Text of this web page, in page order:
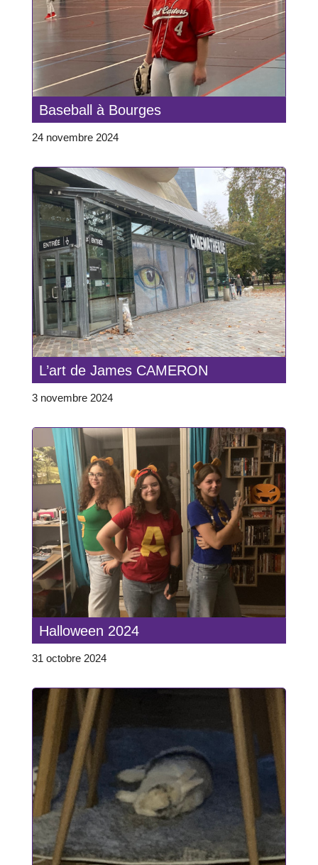
Baseball à Bourges
24 novembre 2024
L’art de James CAMERON
3 novembre 2024
Halloween 2024
31 octobre 2024